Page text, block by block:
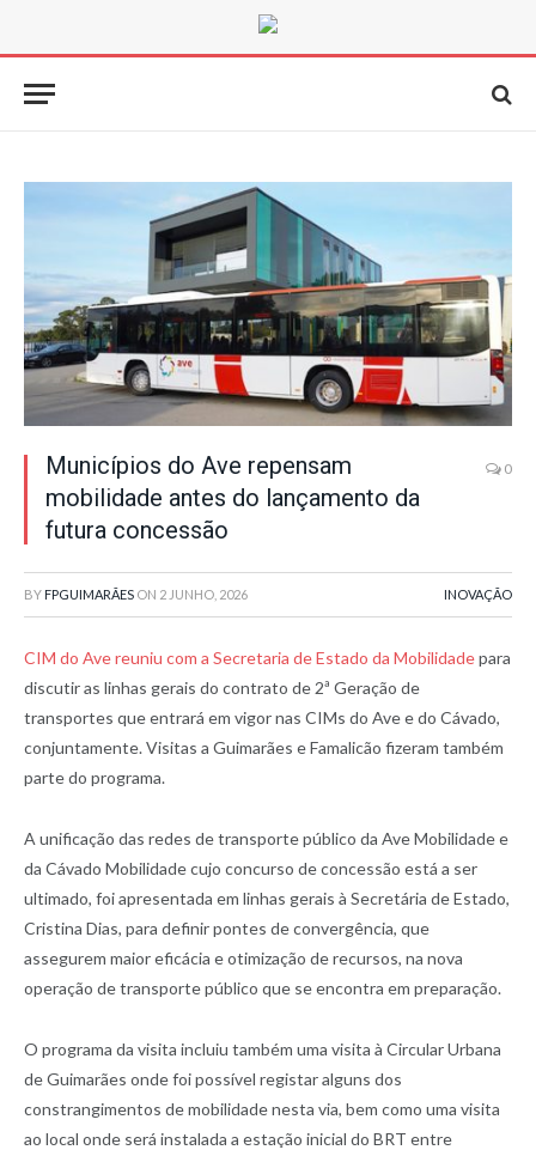
Municípios do Ave repensam
mobilidade antes do lançamento da
futura concessão
0
BY FPGUIMARÃES ON 2 JUNHO, 2026 INOVAÇÃO
CIM do Ave reuniu com a Secretaria de Estado da Mobilidadepara
discutir as linhas gerais do contrato de 2ª Geração de
transportes que entrará em vigor nas CIMs do Ave e do Cávado,
conjuntamente. Visitas a Guimarães e Famalicão fizeram também
parte do programa.
A unificação das redes de transporte público da Ave Mobilidade e
da Cávado Mobilidade cujo concurso de concessão está a ser
ultimado, foi apresentada em linhas gerais à Secretária de Estado,
Cristina Dias, para definir pontes de convergência, que
assegurem maior eficácia e otimização de recursos, na nova
operação de transporte público que se encontra em preparação.
O programa da visita incluiu também uma visita à Circular Urbana
de Guimarães onde foi possível registar alguns dos
constrangimentos de mobilidade nesta via, bem como uma visita
ao local onde será instalada a estação inicial do BRT entre